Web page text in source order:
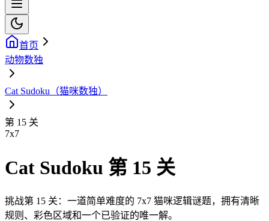
首页
动物数独
Cat Sudoku（猫咪数独）
第 15 关
7x7
Cat Sudoku 第 15 关
挑战第 15 关：一道简单难度的 7x7 猫咪逻辑谜题，拥有清晰
规则、彩色区域和一个已验证的唯一解。